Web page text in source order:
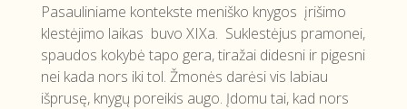
Pasauliniame kontekste meniško knygos įrišimo
klestėjimo laikas buvo XIXa. Suklestėjus pramonei,
spaudos kokybė tapo gera, tiražai didesni ir pigesni
nei kada nors iki tol. Žmonės darėsi vis labiau
išprusę, knygų poreikis augo. Įdomu tai, kad nors